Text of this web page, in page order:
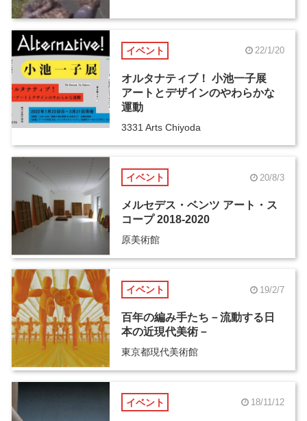
イベント 22/1/20
オルタナティブ！ 小池一子展
アートとデザインのやわらかな
運動
3331 Arts Chiyoda
イベント 20/8/3
メルセデス・ベンツ アート・ス
コープ 2018-2020
原美術館
イベント 19/2/7
百年の編み手たち－流動する日
本の近現代美術－
東京都現代美術館
イベント 18/11/12